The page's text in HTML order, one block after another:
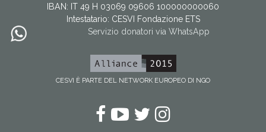
IBAN: IT 49 H 03069 09606 100000000060
Intestatario: CESVI Fondazione ETS
Servizio donatori via WhatsApp
CESVI È PARTE DEL NETWORK EUROPEO DI NGO
Facebook
YouTube
Twitter
Instagram